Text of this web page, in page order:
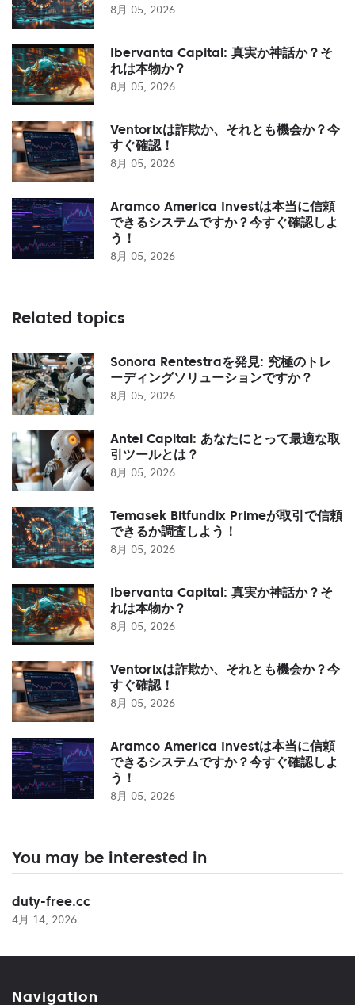
8月 05, 2026
Ibervanta Capital: 真実か神話か？そ
れは本物か？
8月 05, 2026
Ventorixは詐欺か、それとも機会か？今
すぐ確認！
8月 05, 2026
Aramco America Investは本当に信頼
できるシステムですか？今すぐ確認しよ
う！
8月 05, 2026
Related topics
Sonora Rentestraを発見: 究極のトレ
ーディングソリューションですか？
8月 05, 2026
Antel Capital: あなたにとって最適な取
引ツールとは？
8月 05, 2026
Temasek Bitfundix Primeが取引で信頼
できるか調査しよう！
8月 05, 2026
Ibervanta Capital: 真実か神話か？そ
れは本物か？
8月 05, 2026
Ventorixは詐欺か、それとも機会か？今
すぐ確認！
8月 05, 2026
Aramco America Investは本当に信頼
できるシステムですか？今すぐ確認しよ
う！
8月 05, 2026
You may be interested in
duty-free.cc
4月 14, 2026
Navigation